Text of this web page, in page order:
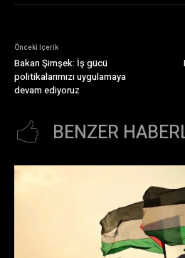
Önceki İçerik
Bakan Şimşek: İş gücü
politikalarımızı uygulamaya
devam ediyoruz
BENZER